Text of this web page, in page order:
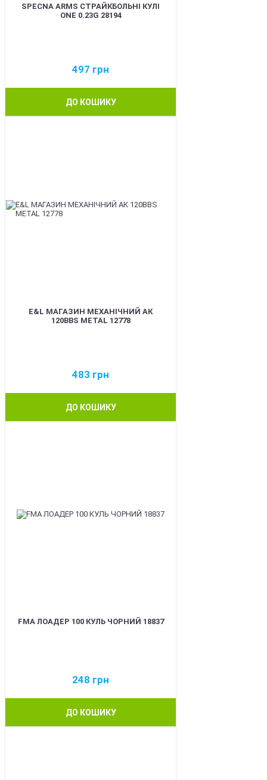
SPECNA ARMS СТРАЙКБОЛЬНІ КУЛІ
ONE 0.23G 28194
497 грн
ДО КОШИКУ
E&L МАГАЗИН МЕХАНІЧНИЙ АК
120BBS METAL 12778
483 грн
ДО КОШИКУ
FMA ЛОАДЕР 100 КУЛЬ ЧОРНИЙ 18837
248 грн
ДО КОШИКУ